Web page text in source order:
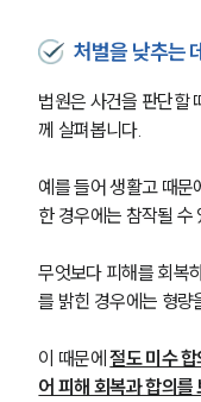
처벌을 낮추는
법원은 사건을 판단할
께 살펴봅니다.
예를 들어 생활고 때문
한 경우에는 참작될 수
무엇보다 피해를 회복
를 밝힌 경우에는 형량
이 때문에 절도 미수
어 피해 회복과 합의를